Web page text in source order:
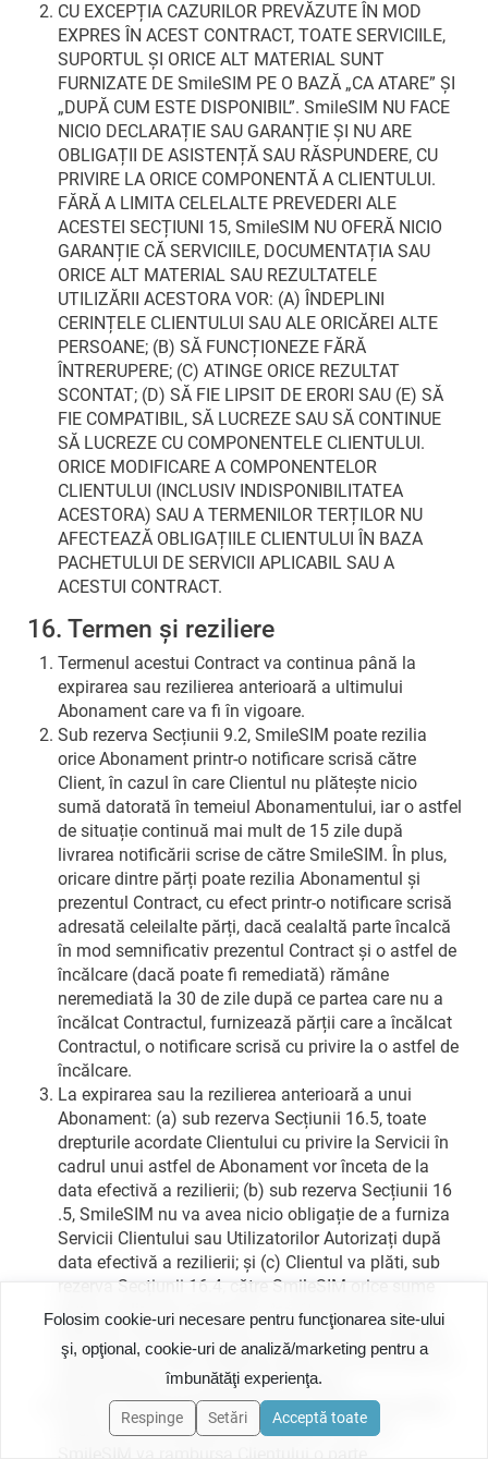
Folosim cookie-uri necesare pentru funcţionarea site-ului
şi, opţional, cookie-uri de analiză/marketing pentru a
îmbunătăţi experienţa.
Respinge Setări Acceptă toate
CU EXCEPȚIA CAZURILOR PREVĂZUTE ÎN MOD
EXPRES ÎN ACEST CONTRACT, TOATE SERVICIILE,
SUPORTUL ȘI ORICE ALT MATERIAL SUNT
FURNIZATE DE SmileSIM PE O BAZĂ „CA ATARE” ȘI
„DUPĂ CUM ESTE DISPONIBIL”. SmileSIM NU FACE
NICIO DECLARAȚIE SAU GARANȚIE ȘI NU ARE
OBLIGAȚII DE ASISTENȚĂ SAU RĂSPUNDERE, CU
PRIVIRE LA ORICE COMPONENTĂ A CLIENTULUI.
FĂRĂ A LIMITA CELELALTE PREVEDERI ALE
ACESTEI SECȚIUNI 15, SmileSIM NU OFERĂ NICIO
GARANȚIE CĂ SERVICIILE, DOCUMENTAȚIA SAU
ORICE ALT MATERIAL SAU REZULTATELE
UTILIZĂRII ACESTORA VOR: (A) ÎNDEPLINI
CERINȚELE CLIENTULUI SAU ALE ORICĂREI ALTE
PERSOANE; (B) SĂ FUNCȚIONEZE FĂRĂ
ÎNTRERUPERE; (C) ATINGE ORICE REZULTAT
SCONTAT; (D) SĂ FIE LIPSIT DE ERORI SAU (E) SĂ
FIE COMPATIBIL, SĂ LUCREZE SAU SĂ CONTINUE
SĂ LUCREZE CU COMPONENTELE CLIENTULUI.
ORICE MODIFICARE A COMPONENTELOR
CLIENTULUI (INCLUSIV INDISPONIBILITATEA
ACESTORA) SAU A TERMENILOR TERȚILOR NU
AFECTEAZĂ OBLIGAȚIILE CLIENTULUI ÎN BAZA
PACHETULUI DE SERVICII APLICABIL SAU A
ACESTUI CONTRACT.
16. Termen și reziliere
Termenul acestui Contract va continua până la
expirarea sau rezilierea anterioară a ultimului
Abonament care va fi în vigoare.
Sub rezerva Secțiunii 9.2, SmileSIM poate rezilia
orice Abonament printr-o notificare scrisă către
Client, în cazul în care Clientul nu plătește nicio
sumă datorată în temeiul Abonamentului, iar o astfel
de situație continuă mai mult de 15 zile după
livrarea notificării scrise de către SmileSIM. În plus,
oricare dintre părți poate rezilia Abonamentul și
prezentul Contract, cu efect printr-o notificare scrisă
adresată celeilalte părți, dacă cealaltă parte încalcă
în mod semnificativ prezentul Contract și o astfel de
încălcare (dacă poate fi remediată) rămâne
neremediată la 30 de zile după ce partea care nu a
încălcat Contractul, furnizează părții care a încălcat
Contractul, o notificare scrisă cu privire la o astfel de
încălcare.
La expirarea sau la rezilierea anterioară a unui
Abonament: (a) sub rezerva Secțiunii 16.5, toate
drepturile acordate Clientului cu privire la Servicii în
cadrul unui astfel de Abonament vor înceta de la
data efectivă a rezilierii; (b) sub rezerva Secțiunii 16
.5, SmileSIM nu va avea nicio obligație de a furniza
Servicii Clientului sau Utilizatorilor Autorizați după
data efectivă a rezilierii; și (c) Clientul va plăti, sub
rezerva Secțiunii 16.4, către SmileSIM orice sume
pentru utilizarea Serviciilor de către Client și/sau
Utilizator Autorizat până la data efectivă a rezilierii,
împreună cu toate celelalte sume în conformitate cu
Abonamentul și cu prezentul Contract.
Dacă un Abonament este reziliat anticipat de către
Client în conformitate cu Secțiunea 16.2: (a)